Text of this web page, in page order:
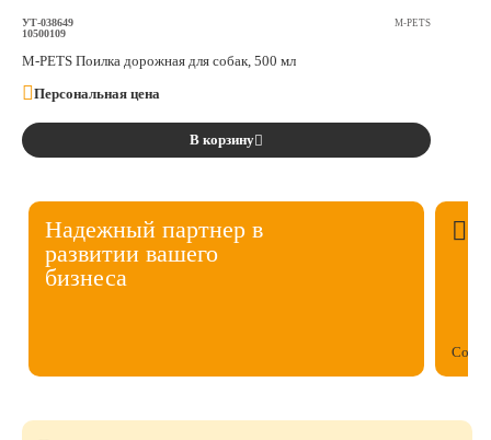
УТ-038649
10500109
M-PETS
M-PETS Поилка дорожная для собак, 500 мл
Персональная цена
В корзину
Надежный партнер в
развитии вашего
бизнеса